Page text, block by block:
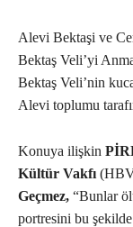
Alevi Bektaşi ve
Bektaş Veli’yi
Bektaş Veli’nin
Alevi toplumu
Konuya ilişkin
Kültür Vakfı
Geçmez, “Bunlar
portresini bu şekilde